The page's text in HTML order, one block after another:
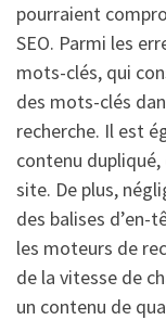
pourraient
SEO. Parmi les
mots-clés, qui
des mots-clés
recherche. Il est
contenu
site. De plus,
des balises
les moteurs de
de la vitesse de
un contenu de